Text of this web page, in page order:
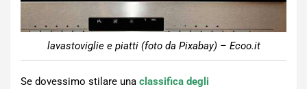
lavastoviglie e piatti (foto da Pixabay) – Ecoo.it
Se dovessimo stilare una classifica degli